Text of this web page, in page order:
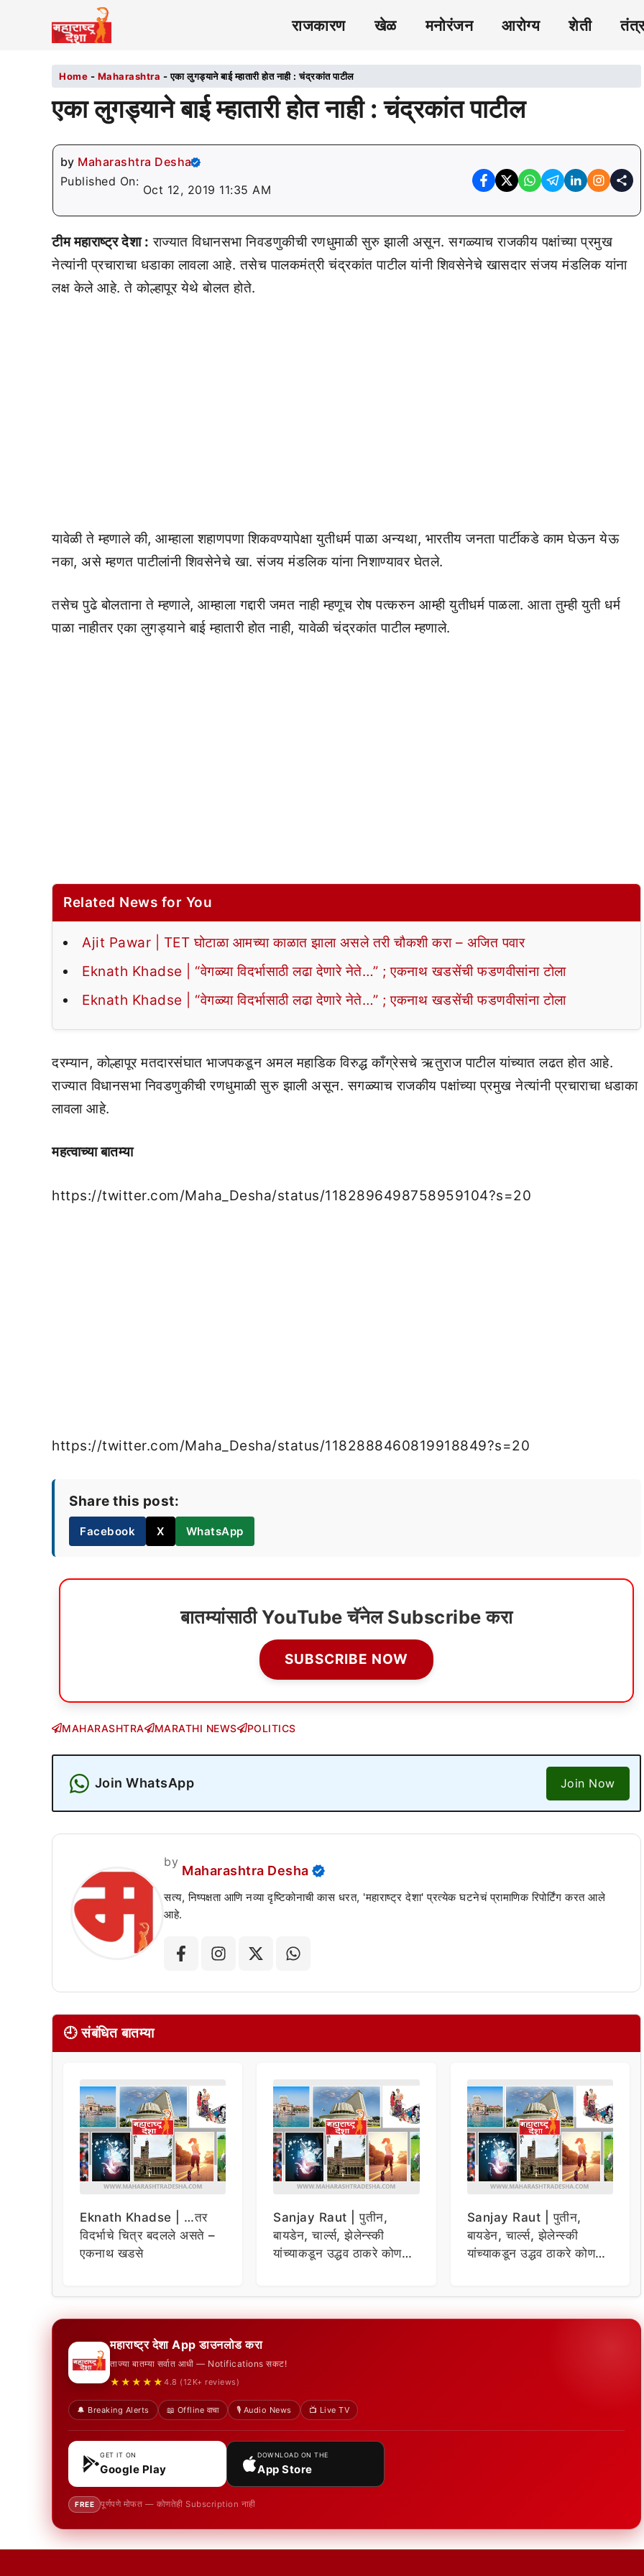
राजकारण खेळ मनोरंजन आरोग्य शेती
Home - Maharashtra -एका लुगड्याने बाई म्हातारी होत नाही : चंद्रकांत पाटील
एका लुगड्याने बाई म्हातारी होत नाही : चंद्रकांत पाटील
by Maharashtra Desha
Published On:
Oct 12, 2019 11:35 AM
टीम महाराष्ट्र देशा : राज्यात विधानसभा निवडणुकीची रणधुमाळी सुरु झाली असून. सगळ्याच राजकीय पक्षांच्या प्रमुख
नेत्यांनी प्रचाराचा धडाका लावला आहे. तसेच पालकमंत्री चंद्रकांत पाटील यांनी शिवसेनेचे खासदार संजय मंडलिक यांना
लक्ष केले आहे. ते कोल्हापूर येथे बोलत होते.
यावेळी ते म्हणाले की, आम्हाला शहाणपणा शिकवण्यापेक्षा युतीधर्म पाळा अन्यथा, भारतीय जनता पार्टीकडे काम घेऊन येऊ
नका, असे म्हणत पाटीलांनी शिवसेनेचे खा. संजय मंडलिक यांना निशाण्यावर घेतले.
तसेच पुढे बोलताना ते म्हणाले, आम्हाला गद्दारी जमत नाही म्हणूच रोष पत्करुन आम्ही युतीधर्म पाळला. आता तुम्ही युती धर्म
पाळा नाहीतर एका लुगड्याने बाई म्हातारी होत नाही, यावेळी चंद्रकांत पाटील म्हणाले.
Related News for You
Ajit Pawar | TET घोटाळा आमच्या काळात झाला असले तरी चौकशी करा – अजित पवार
Eknath Khadse | “वेगळ्या विदर्भासाठी लढा देणारे नेते…” ; एकनाथ खडसेंची फडणवीसांना टोला
Eknath Khadse | “वेगळ्या विदर्भासाठी लढा देणारे नेते…” ; एकनाथ खडसेंची फडणवीसांना टोला
दरम्यान, कोल्हापूर मतदारसंघात भाजपकडून अमल महाडिक विरुद्ध काँग्रेसचे ऋतुराज पाटील यांच्यात लढत होत आहे.
राज्यात विधानसभा निवडणुकीची रणधुमाळी सुरु झाली असून. सगळ्याच राजकीय पक्षांच्या प्रमुख नेत्यांनी प्रचाराचा धडाका
लावला आहे.
महत्वाच्या बातम्या
https://twitter.com/Maha_Desha/status/1182896498758959104?s=20
https://twitter.com/Maha_Desha/status/1182888460819918849?s=20
Share this post:
Facebook X WhatsApp
बातम्यांसाठी YouTube चॅनेल Subscribe करा
SUBSCRIBE NOW
MAHARASHTRA MARATHI NEWS POLITICS
Join WhatsApp Join Now
by
Maharashtra Desha
सत्य, निष्पक्षता आणि नव्या दृष्टिकोनाची कास धरत, 'महाराष्ट्र देशा' प्रत्येक घटनेचं प्रामाणिक रिपोर्टिंग करत आले
आहे.
🕘 संबंधित बातम्या
Eknath Khadse | …तर
विदर्भाचे चित्र बदलले असते –
एकनाथ खडसे
Sanjay Raut | पुतीन,
बायडेन, चार्ल्स, झेलेन्स्की
यांच्याकडून उद्धव ठाकरे कोण
Sanjay Raut | पुतीन,
बायडेन, चार्ल्स, झेलेन्स्की
यांच्याकडून उद्धव ठाकरे कोण
महाराष्ट्र देशा App डाउनलोड करा
ताज्या बातम्या सर्वात आधी — Notifications सकट!
★★★★★ 4.8 (12K+ reviews)
🔔 Breaking Alerts 📖 Offline वाचा 🎙️ Audio News 📺 Live TV
GET IT ON
Google Play
DOWNLOAD ON THE
App Store
FREE पूर्णपणे मोफत — कोणतेही Subscription नाही